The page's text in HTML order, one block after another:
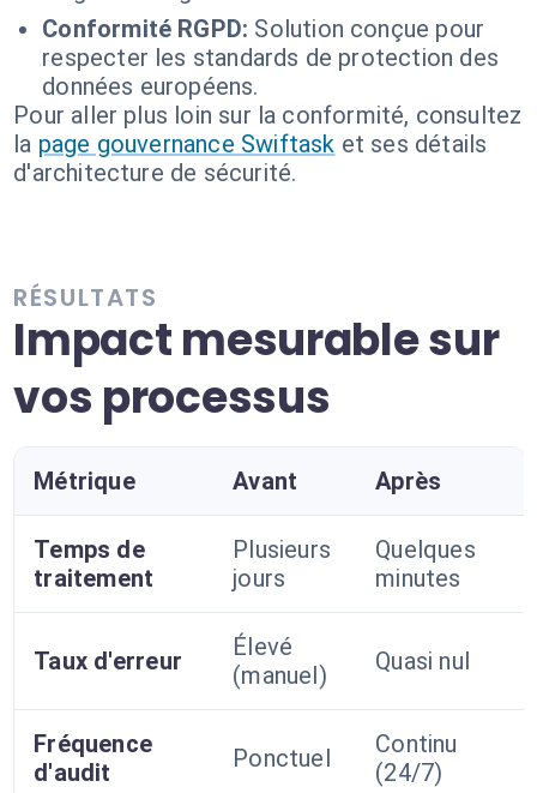
Conformité RGPD: Solution conçue pour
respecter les standards de protection des
données européens.
Pour aller plus loin sur la conformité, consultez
la page gouvernance Swiftask et ses détails
d'architecture de sécurité.
RÉSULTATS
Impact mesurable sur
vos processus
Métrique Avant Après
Temps de
traitement
Plusieurs
jours
Quelques
minutes
Taux d'erreur
Élevé
(manuel)
Quasi nul
Fréquence
d'audit
Ponctuel
Continu
(24/7)